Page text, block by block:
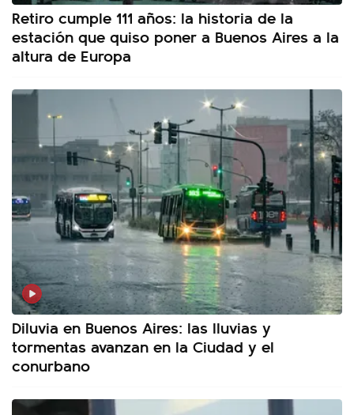
Retiro cumple 111 años: la historia de la
estación que quiso poner a Buenos Aires a la
altura de Europa
Diluvia en Buenos Aires: las lluvias y
tormentas avanzan en la Ciudad y el
conurbano